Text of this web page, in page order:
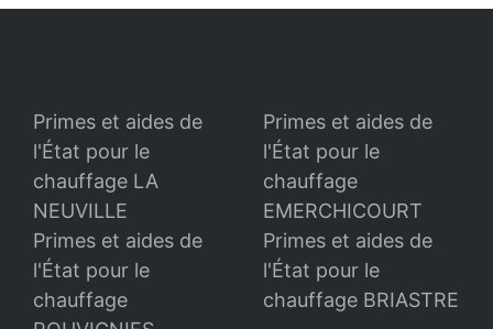
Primes et aides de
l'État pour le
chauffage LA
NEUVILLE
Primes et aides de
l'État pour le
chauffage
EMERCHICOURT
Primes et aides de
l'État pour le
chauffage
Primes et aides de
l'État pour le
chauffage BRIASTRE